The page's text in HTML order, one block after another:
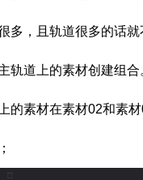
多，且轨道很多的话就
轨道上的素材创建组合
的素材在素材02和素